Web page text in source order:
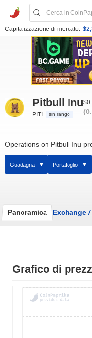
Capitalizzazione di mercato:
Pitbull Inu
PITI sin rango
Operations on Pitbull Inu
Guadagna Portafoglio
Panoramica Exchange /
Grafico di